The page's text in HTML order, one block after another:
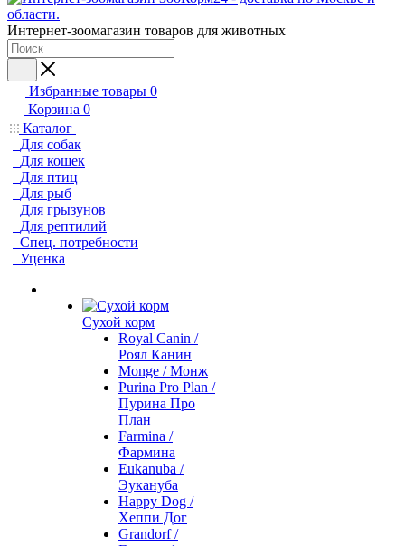
Интернет-зоомагазин товаров для животных
Избранные товары 0
Корзина 0
Каталог
Для собак
Для кошек
Для птиц
Для рыб
Для грызунов
Для рептилий
Спец. потребности
Уценка
Сухой корм
Royal Canin /
Роял Канин
Monge / Монж
Purina Pro Plan /
Пурина Про
План
Farmina /
Фармина
Eukanuba /
Эукануба
Happy Dog /
Хеппи Дог
Grandorf /